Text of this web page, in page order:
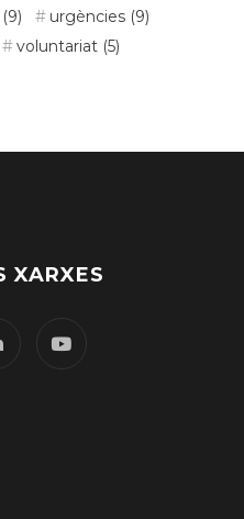
urgències (9)
voluntariat (5)
XARXES